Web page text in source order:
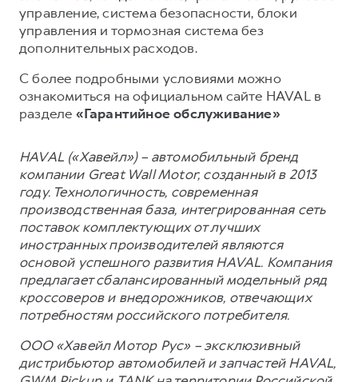
управление, система безопасности, блоки
управления и тормозная система без
дополнительных расходов.
С более подробными условиями можно
ознакомиться на официальном сайте HAVAL в
разделе «Гарантийное обслуживание»
HAVAL («Хавейл») – автомобильный бренд
компании Great Wall Motor, созданный в 2013
году. Технологичность, современная
производственная база, интегрированная сеть
поставок комплектующих от лучших
иностранных производителей являются
основой успешного развития HAVAL. Компания
предлагает сбалансированный модельный ряд
кроссоверов и внедорожников, отвечающих
потребностям российского потребителя.
ООО «Хавейл Мотор Рус» – эксклюзивный
дистрибьютор автомобилей и запчастей HAVAL,